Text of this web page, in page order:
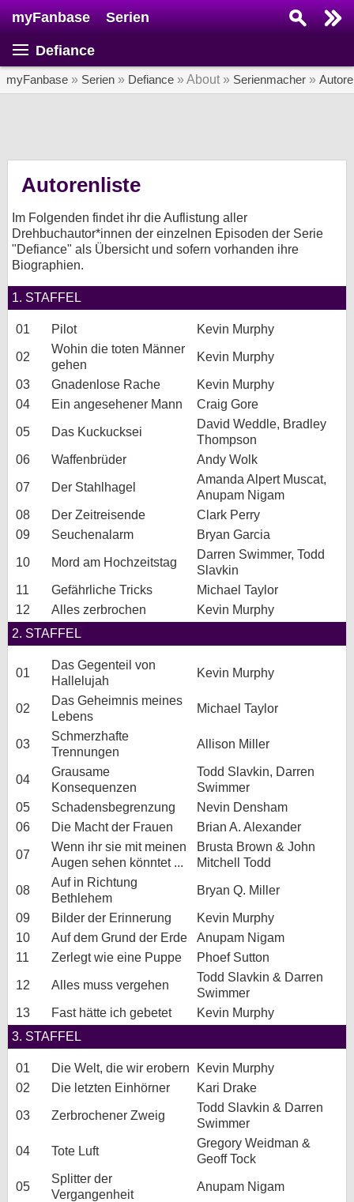
myFanbase Serien
Defiance
myFanbase » Serien » Defiance » About » Serienmacher »
Autorenliste
Im Folgenden findet ihr die Auflistung aller
Drehbuchautor*innen der einzelnen Episoden der Serie
"Defiance" als Übersicht und sofern vorhanden ihre
Biographien.
1. STAFFEL
01 Pilot Kevin Murphy
02
Wohin die toten Männer
gehen
Kevin Murphy
03 Gnadenlose Rache
Kevin Murphy
04
Ein angesehener Mann Craig Gore
05 Das Kuckucksei
David Weddle, Bradley
Thompson
06
Waffenbrüder Andy Wolk
07 Der Stahlhagel
Amanda Alpert Muscat,
Anupam Nigam
08
Der Zeitreisende
Clark Perry
09
Seuchenalarm Bryan Garcia
10 Mord am Hochzeitstag
Darren Swimmer, Todd
Slavkin
11
Gefährliche Tricks
Michael Taylor
12
Alles zerbrochen
Kevin Murphy
2. STAFFEL
01
Das Gegenteil von
Hallelujah
Kevin Murphy
02
Das Geheimnis meines
Lebens
Michael Taylor
03
Schmerzhafte
Trennungen
Allison Miller
04
Grausame
Konsequenzen
Todd Slavkin, Darren
Swimmer
05
Schadensbegrenzung
Nevin Densham
06
Die Macht der Frauen Brian A. Alexander
07
Wenn ihr sie mit meinen
Augen sehen könntet ...
Brusta Brown & John
Mitchell Todd
08
Auf in Richtung
Bethlehem
Bryan Q. Miller
09 Bilder der Erinnerung
Kevin Murphy
10
Auf dem Grund der Erde
Anupam Nigam
11
Zerlegt wie eine Puppe Phoef Sutton
12 Alles muss vergehen
Todd Slavkin & Darren
Swimmer
13
Fast hätte ich gebetet
Kevin Murphy
3. STAFFEL
01 Die Welt, die wir erobern
Kevin Murphy
02
Die letzten Einhörner Kari Drake
03 Zerbrochener Zweig
Todd Slavkin & Darren
Swimmer
04 Tote Luft
Gregory Weidman &
Geoff Tock
05
Splitter der
Vergangenheit
Anupam Nigam
SERIEN
KULTUR
Specials
Gewinnspiele
bei Facebook
Kontakt
Nutzungsbedingungen
Datenschutz
Cookie-Einstellungen
Impressum
Desktop-Ansicht
myFanbase